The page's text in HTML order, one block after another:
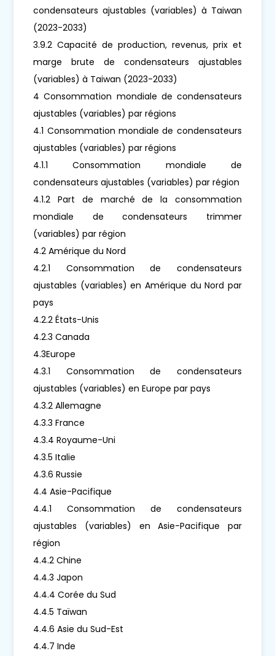
condensateurs ajustables (variables) à Taiwan
(2023-2033)
3.9.2 Capacité de production, revenus, prix et
marge brute de condensateurs ajustables
(variables) à Taiwan (2023-2033)
4 Consommation mondiale de condensateurs
ajustables (variables) par régions
4.1 Consommation mondiale de condensateurs
ajustables (variables) par régions
4.1.1 Consommation mondiale de
condensateurs ajustables (variables) par région
4.1.2 Part de marché de la consommation
mondiale de condensateurs trimmer
(variables) par région
4.2 Amérique du Nord
4.2.1 Consommation de condensateurs
ajustables (variables) en Amérique du Nord par
pays
4.2.2 États-Unis
4.2.3 Canada
4.3Europe
4.3.1 Consommation de condensateurs
ajustables (variables) en Europe par pays
4.3.2 Allemagne
4.3.3 France
4.3.4 Royaume-Uni
4.3.5 Italie
4.3.6 Russie
4.4 Asie-Pacifique
4.4.1 Consommation de condensateurs
ajustables (variables) en Asie-Pacifique par
région
4.4.2 Chine
4.4.3 Japon
4.4.4 Corée du Sud
4.4.5 Taïwan
4.4.6 Asie du Sud-Est
4.4.7 Inde